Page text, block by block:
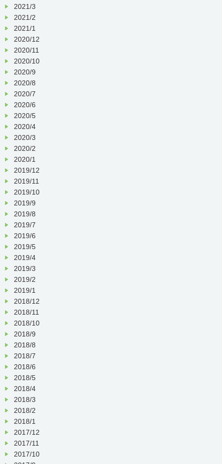
2021/3
2021/2
2021/1
2020/12
2020/11
2020/10
2020/9
2020/8
2020/7
2020/6
2020/5
2020/4
2020/3
2020/2
2020/1
2019/12
2019/11
2019/10
2019/9
2019/8
2019/7
2019/6
2019/5
2019/4
2019/3
2019/2
2019/1
2018/12
2018/11
2018/10
2018/9
2018/8
2018/7
2018/6
2018/5
2018/4
2018/3
2018/2
2018/1
2017/12
2017/11
2017/10